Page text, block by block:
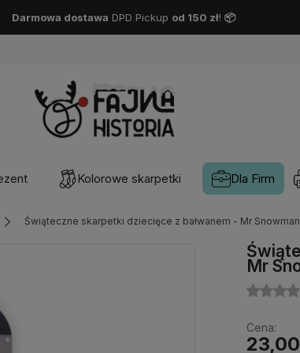
Darmowa dostawa DPD Pickup od 150 zł! 📦
Kolorowe skarpetki Dla Firm
Świąteczne skarpetki dziecięce z bałwanem - Mr
Mr
Cena:
23,00